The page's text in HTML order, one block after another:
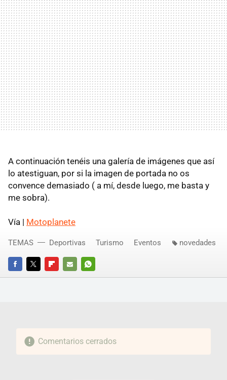
A continuación tenéis una galería de imágenes que así
lo atestiguan, por si la imagen de portada no os
convence demasiado ( a mí, desde luego, me basta y
me sobra).
Vía | Motoplanete
FACEBOOKTWITTERFLIPBOARD
E-
WHATSAPP
TEMAS Deportivas Turismo Eventos novedades
Comentarios cerrados